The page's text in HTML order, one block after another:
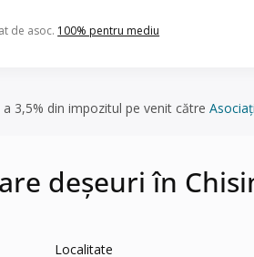
de asoc. 100% pentru mediu
3,5% din impozitul pe venit către
deșeuri în
Localitate